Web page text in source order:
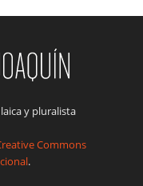
y pluralista
Commons
.